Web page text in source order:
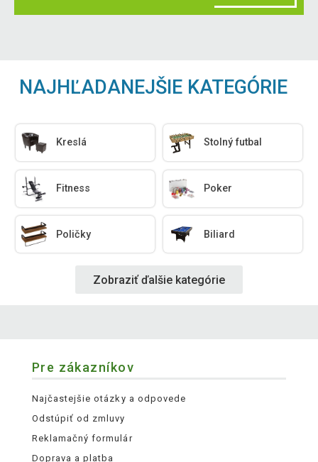
NAJHĽADANEJŠIE KATEGÓRIE
Kreslá Stolný futbal
Fitness Poker
Poličky Biliard
Zobraziť ďalšie kategórie
Pre zákazníkov
Najčastejšie otázky a odpovede
Odstúpiť od zmluvy
Reklamačný formulár
Doprava a platba